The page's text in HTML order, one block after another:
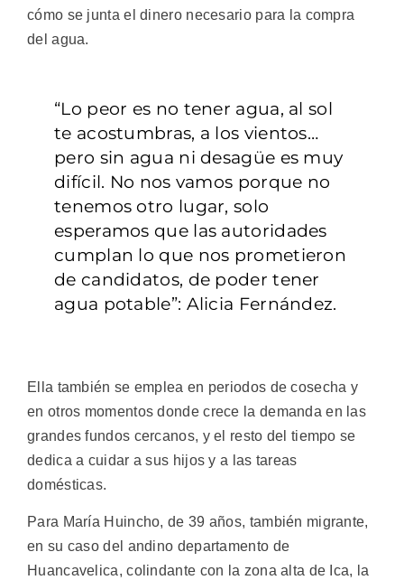
cómo se junta el dinero necesario para la compra
del agua.
“Lo peor es no tener agua, al sol
te acostumbras, a los vientos…
pero sin agua ni desagüe es muy
difícil. No nos vamos porque no
tenemos otro lugar, solo
esperamos que las autoridades
cumplan lo que nos prometieron
de candidatos, de poder tener
agua potable”: Alicia Fernández.
Ella también se emplea en periodos de cosecha y
en otros momentos donde crece la demanda en las
grandes fundos cercanos, y el resto del tiempo se
dedica a cuidar a sus hijos y a las tareas
domésticas.
Para María Huincho, de 39 años, también migrante,
en su caso del andino departamento de
Huancavelica, colindante con la zona alta de Ica, la